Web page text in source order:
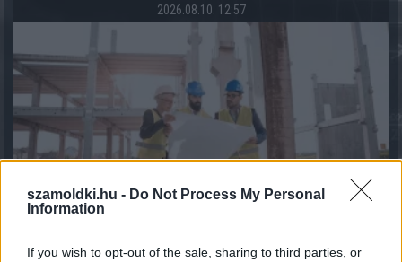
szamoldki.hu - Do Not Process My Personal
Information
If you wish to opt-out of the sale, sharing to third parties, or
2026.08.10. 12:57